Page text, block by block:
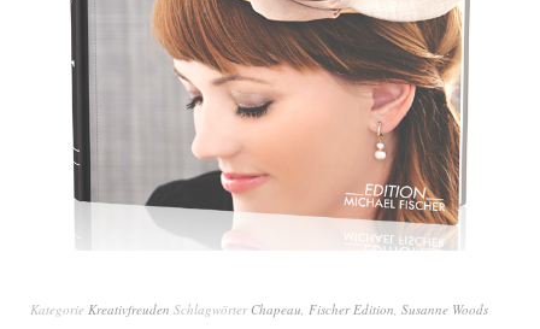
Kategorie Kreativfreuden Schlagwörter Chapeau Fischer Edition Susanne Woods